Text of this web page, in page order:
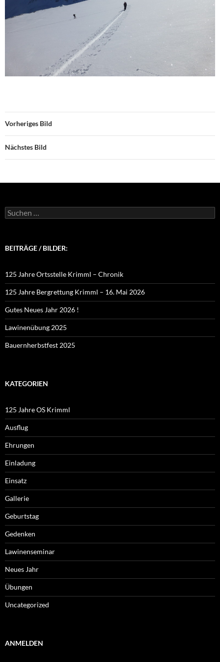
Vorheriges Bild
Nächstes Bild
Suchen
nach:
BEITRÄGE / BILDER:
125 Jahre Ortsstelle Krimml – Chronik
125 Jahre Bergrettung Krimml – 16. Mai 2026
Gutes Neues Jahr 2026 !
Lawinenübung 2025
Bauernherbstfest 2025
KATEGORIEN
125 Jahre OS Krimml
Ausflug
Ehrungen
Einladung
Einsatz
Gallerie
Geburtstag
Gedenken
Lawinenseminar
Neues Jahr
Übungen
Uncategorized
ANMELDEN